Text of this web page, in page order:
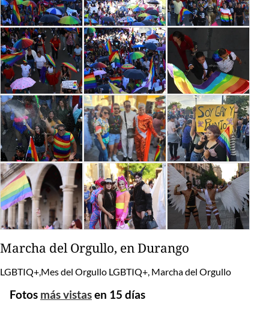
Marcha del Orgullo, en Durango
LGBTIQ+,Mes del Orgullo LGBTIQ+, Marcha del Orgullo
Fotos más vistasen 15 días